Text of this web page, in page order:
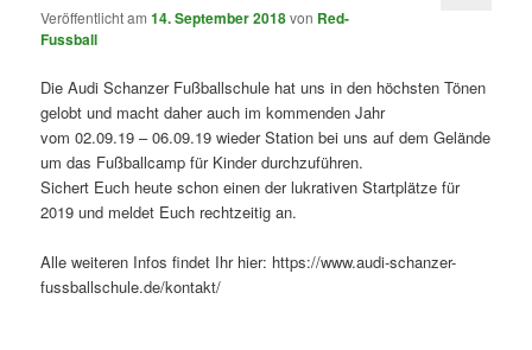
Veröffentlicht am14. September 2018von Red-
Fussball
Die Audi Schanzer Fußballschule hat uns in den höchsten Tönen
gelobt und macht daher auch im kommenden Jahr
vom 02.09.19 – 06.09.19 wieder Station bei uns auf dem Gelände
um das Fußballcamp für Kinder durchzuführen.
Sichert Euch heute schon einen der lukrativen Startplätze für
2019 und meldet Euch rechtzeitig an.
Alle weiteren Infos findet Ihr hier: https://www.audi-schanzer-
fussballschule.de/kontakt/